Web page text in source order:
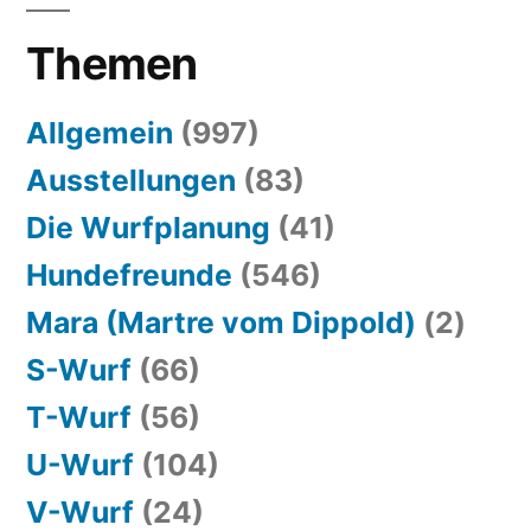
Themen
Allgemein (997)
Ausstellungen (83)
Die Wurfplanung (41)
Hundefreunde (546)
Mara (Martre vom Dippold) (2)
S-Wurf (66)
T-Wurf (56)
U-Wurf (104)
V-Wurf (24)